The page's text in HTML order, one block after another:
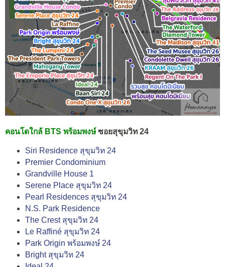
คอนโดใกล้ BTS พร้อมพงษ์ ซอยสุขุมวิท 24
Siri Residence สุขุมวิท 24
Premier Condominium
Grandville House 1
Serene Place สุขุมวิท 24
Pearl Residences สุขุมวิท 24
N.S. Park Residence
The Crest สุขุมวิท 24
Le Raffiné สุขุมวิท 24
Park Origin พร้อมพงษ์ 24
Bright สุขุมวิท 24